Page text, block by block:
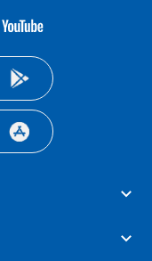
youtube-